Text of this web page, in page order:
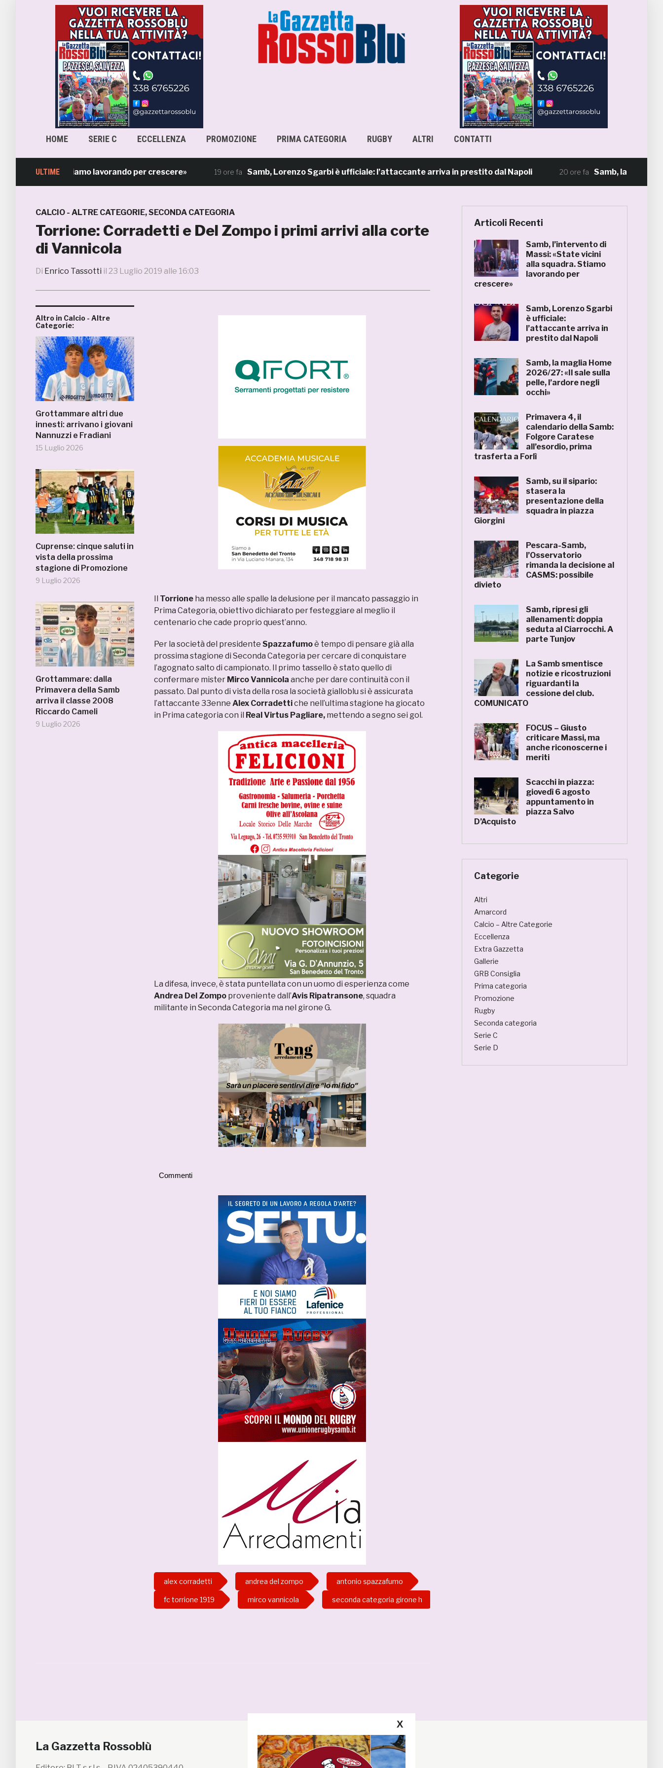
HOME SERIE C ECCELLENZA PROMOZIONE PRIMA CATEGORIA RUGBY ALTRI CONTATTI
ULTIME
Stiamo lavorando per crescere» 19 ore fa Samb, Lorenzo Sgarbi è ufficiale: l’attaccante arriva in prestito dal Napoli 20 ore fa Samb, la maglia Home
CALCIO - ALTRE CATEGORIE,SECONDA CATEGORIA
Torrione: Corradetti e Del Zompo i primi arrivi alla corte
di Vannicola
Di Enrico Tassotti il 23 Luglio 2019 alle 16:03
Altro in Calcio - Altre
Categorie:
Grottammare altri due
innesti: arrivano i giovani
Nannuzzi e Fradiani
15 Luglio 2026
Cuprense: cinque saluti in
vista della prossima
stagione di Promozione
9 Luglio 2026
Grottammare: dalla
Primavera della Samb
arriva il classe 2008
Riccardo Cameli
9 Luglio 2026
Il Torrione ha messo alle spalle la delusione per il mancato passaggio in
Prima Categoria, obiettivo dichiarato per festeggiare al meglio il
centenario che cade proprio quest’anno.
Per la società del presidente Spazzafumoè tempo di pensare già alla
prossima stagione di Seconda Categoria per cercare di conquistare
l’agognato salto di campionato. Il primo tassello è stato quello di
confermare mister Mirco Vannicola anche per dare continuità con il
passato. Dal punto di vista della rosa la società gialloblu si è assicurata
l’attaccante 33enne Alex Corradettiche nell’ultima stagione ha giocato
in Prima categoria con il Real Virtus Pagliare, mettendo a segno sei gol.
La difesa, invece, è stata puntellata con un uomo di esperienza come
Andrea Del Zompo proveniente dall’Avis Ripatransone, squadra
militante in Seconda Categoria ma nel girone G.
Commenti
alex corradetti andrea del zompo antonio spazzafumo
fc torrione 1919 mirco vannicola seconda categoria girone h
Articoli Recenti
Samb, l’intervento di
Massi: «State vicini
alla squadra. Stiamo
lavorando per
crescere»
Samb, Lorenzo Sgarbi
è ufficiale:
l’attaccante arriva in
prestito dal Napoli
Samb, la maglia Home
2026/27: «Il sale sulla
pelle, l’ardore negli
occhi»
Primavera 4, il
calendario della Samb:
Folgore Caratese
all’esordio, prima
trasferta a Forlì
Samb, su il sipario:
stasera la
presentazione della
squadra in piazza
Giorgini
Pescara-Samb,
l’Osservatorio
rimanda la decisione al
CASMS: possibile
divieto
Samb, ripresi gli
allenamenti: doppia
seduta al Ciarrocchi. A
parte Tunjov
La Samb smentisce
notizie e ricostruzioni
riguardanti la
cessione del club.
COMUNICATO
FOCUS – Giusto
criticare Massi, ma
anche riconoscerne i
meriti
Scacchi in piazza:
giovedì 6 agosto
appuntamento in
piazza Salvo
D’Acquisto
Categorie
Altri
Amarcord
Calcio – Altre Categorie
Eccellenza
Extra Gazzetta
Gallerie
GRB Consiglia
Prima categoria
Promozione
Rugby
Seconda categoria
Serie C
Serie D
La Gazzetta Rossoblù Segui la GRB
X